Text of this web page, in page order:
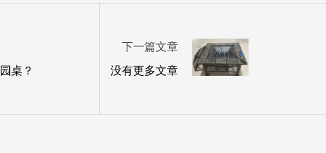
桌？
下一篇文章
没有更多文章